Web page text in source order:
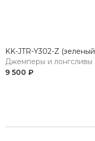
Джемперы и лонгсливы
9 500 ₽